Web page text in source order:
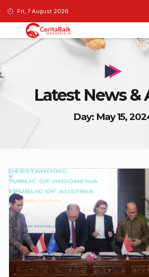
Fri, 7 August 2026
Latest News &
Day: May 15,